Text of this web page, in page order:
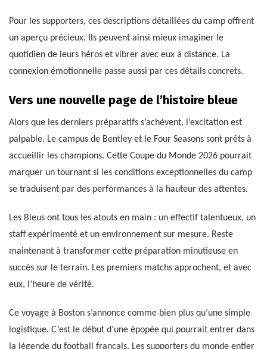
Pour les supporters, ces descriptions détaillées du camp offrent
un aperçu précieux. Ils peuvent ainsi mieux imaginer le
quotidien de leurs héros et vibrer avec eux à distance. La
connexion émotionnelle passe aussi par ces détails concrets.
Vers une nouvelle page de l’histoire bleue
Alors que les derniers préparatifs s’achèvent, l’excitation est
palpable. Le campus de Bentley et le Four Seasons sont prêts à
accueillir les champions. Cette Coupe du Monde 2026 pourrait
marquer un tournant si les conditions exceptionnelles du camp
se traduisent par des performances à la hauteur des attentes.
Les Bleus ont tous les atouts en main : un effectif talentueux, un
staff expérimenté et un environnement sur mesure. Reste
maintenant à transformer cette préparation minutieuse en
succès sur le terrain. Les premiers matchs approchent, et avec
eux, l’heure de vérité.
Ce voyage à Boston s’annonce comme bien plus qu’une simple
logistique. C’est le début d’une épopée qui pourrait entrer dans
la légende du football français. Les supporters du monde entier